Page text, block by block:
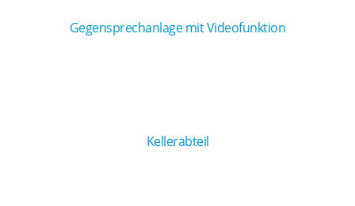
Gegensprechanlage mit Videofunktion
Kellerabteil